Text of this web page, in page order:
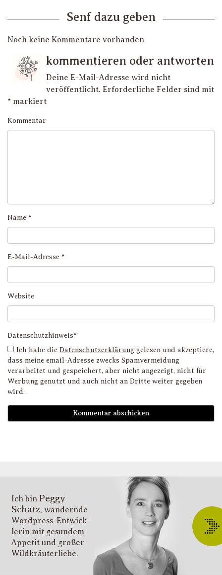
Senf dazu geben
Noch keine Kommentare vorhanden
kommentieren oder antworten
Deine E-Mail-Adresse wird nicht
veröffentlicht. Erforderliche Felder sind mit
* markiert
Kommentar
Name *
E-Mail-Adresse *
Website
Datenschutzhinweis*
Ich habe die Datenschutzerklärung gelesen und akzeptiere,
dass meine email-Adresse zwecks Spamvermeidung
verarbeitet und gespeichert, aber nicht angezeigt, nicht für
Werbung genutzt und auch nicht an Dritte weiter gegeben
wird.
Ich bin Peggy
Schatz, wandernde
Wordpress-Entwick­
lerin mit gesundem
Appetit und großer
Wildkräuter­liebe.